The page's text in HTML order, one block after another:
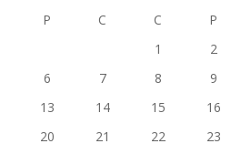
P C C
P
1
2
6 7 8
9
13 14 15
16
20 21 22
23